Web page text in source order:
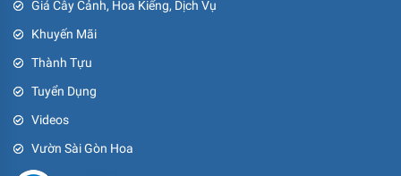
Giá Cây Cảnh, Hoa Kiểng, Dịch Vụ
Khuyến Mãi
Thành Tựu
Tuyển Dụng
Videos
Vườn Sài Gòn Hoa